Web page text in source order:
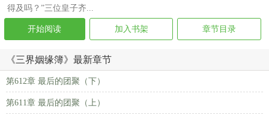
得及吗？”三位皇子齐...
开始阅读 加入书架 章节目录
《三界姻缘簿》最新章节
第612章 最后的团聚（下）
第611章 最后的团聚（上）